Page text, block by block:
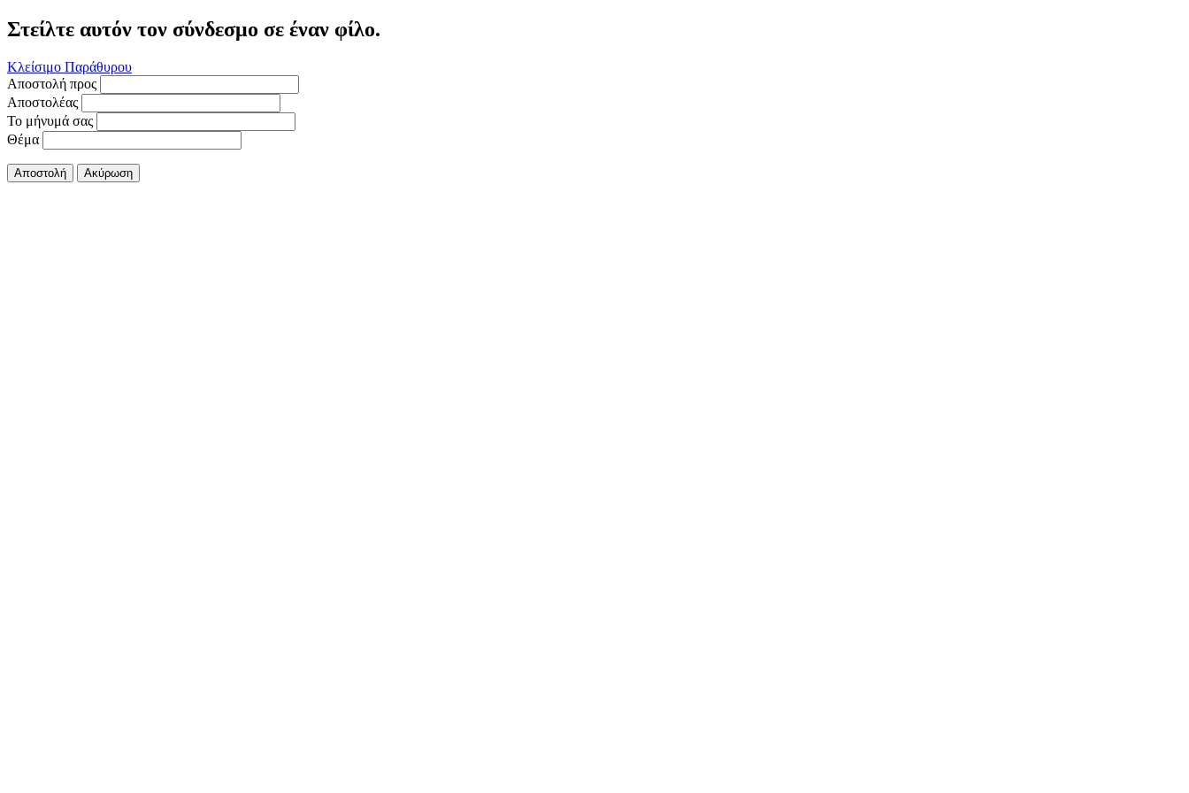
Στείλτε αυτόν τον σύνδεσμο σε έναν φίλο.
Κλείσιμο Παράθυρου
Αποστολή προς
Αποστολέας
Το μήνυμά σας
Θέμα
Αποστολή Ακύρωση